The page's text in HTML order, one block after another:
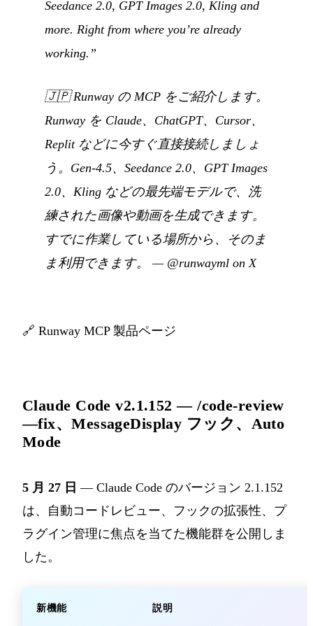
Seedance 2.0, GPT Images 2.0, Kling and
more. Right from where you’re already
working.”
🇯🇵Runway の MCP をご紹介します。
Runway を Claude、ChatGPT、Cursor、
Replit などに今すぐ直接接続しましょ
う。Gen-4.5、Seedance 2.0、GPT Images
2.0、Kling などの最先端モデルで、洗
練された画像や動画を生成できます。
すでに作業している場所から、そのま
ま利用できます。
— @runwayml on X
🔗 Runway MCP 製品ページ
Claude Code v2.1.152 — /code-review
—fix、MessageDisplay フック、Auto
Mode
5 月 27 日 — Claude Code のバージョン 2.1.152
は、自動コードレビュー、フックの拡張性、プ
ラグイン管理に焦点を当てた機能群を公開しま
した。
新機能 説明